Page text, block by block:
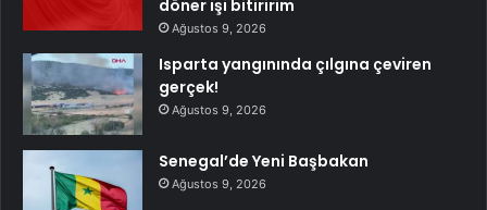
döner işi bitiririm
Ağustos 9, 2026
Isparta yangınında çılgına çeviren
gerçek!
Ağustos 9, 2026
Senegal’de Yeni Başbakan
Ağustos 9, 2026